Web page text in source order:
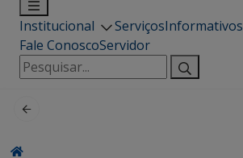
Institucional ServiçosInformativos
Fale ConoscoServidor
Pesquisar
por: